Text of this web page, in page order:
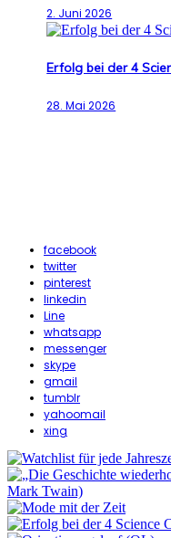
2. Juni 2026
Erfolg bei der 4
28. Mai 2026
facebook
twitter
pinterest
linkedin
Line
whatsapp
messenger
skype
gmail
tumblr
yahoomail
xing